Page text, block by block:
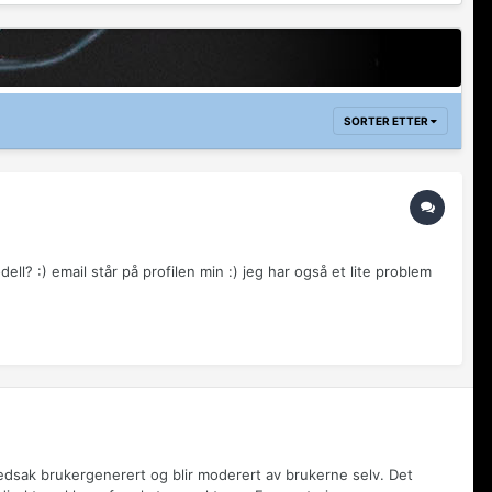
SORTER ETTER
:) email står på profilen min :) jeg har også et lite problem
brukergenerert og blir moderert av brukerne selv. Det